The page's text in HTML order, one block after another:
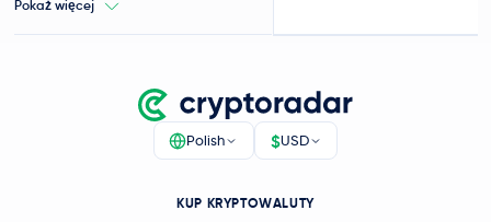
Pokaż więcej
Polish $USD
KUP KRYPTOWALUTY